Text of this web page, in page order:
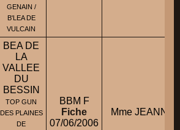
GENAIN /
B'LEA DE
VULCAIN
BEA DE
LA
VALLEE
DU
BESSIN
TOP GUN
DES PLAINES
DE
BBM F
Fiche
07/06/2006
Mme